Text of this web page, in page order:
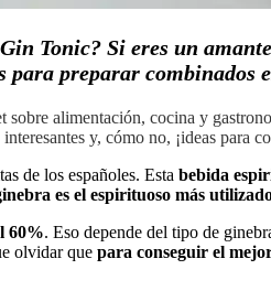
Tonic? Si eres un
para preparar combinados
alimentación, cocina y
interesantes y, cómo no, ¡ideas para
de los españoles. Esta bebida
es el espirituoso más
60%. Eso depende del tipo de
olvidar que para conseguir el